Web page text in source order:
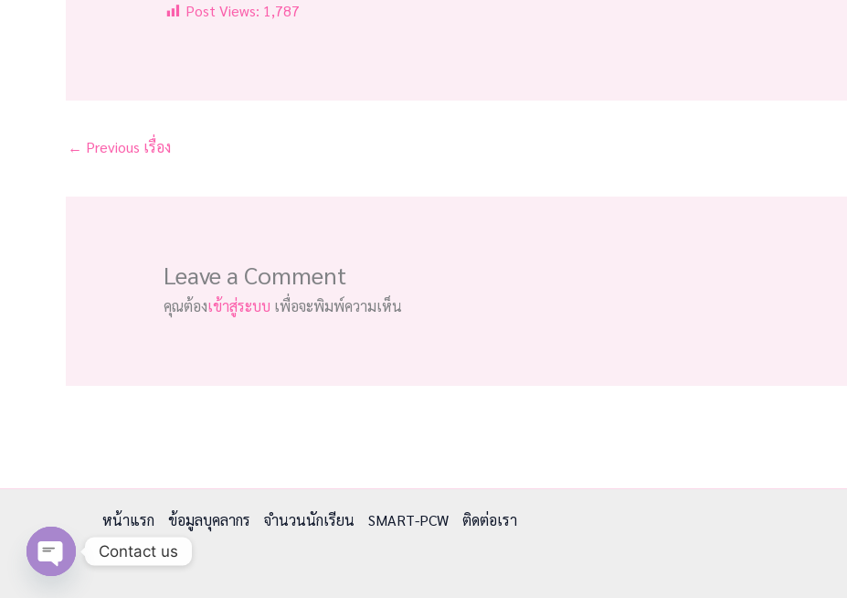
Post Views: 1,787
← Previous เรื่อง
Leave a Comment
คุณต้องเข้าสู่ระบบ เพื่อจะพิมพ์ความเห็น
หน้าแรก ข้อมูลบุคลากร จำนวนนักเรียน SMART-PCW ติดต่อเรา
Contact us
Open chaty